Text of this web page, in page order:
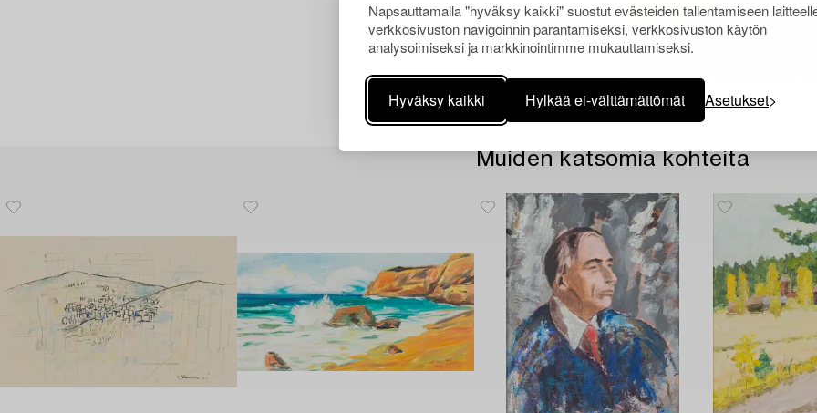
Napsauttamalla "hyväksy kaikki" suostut evästeiden tallentamiseen
verkkosivuston navigoinnin parantamiseksi, verkkosivuston käytön
analysoimiseksi ja markkinointimme mukauttamiseksi.
Hyväksy kaikki Hylkää ei-välttämättömät Asetukset
Muiden katsomia kohteita